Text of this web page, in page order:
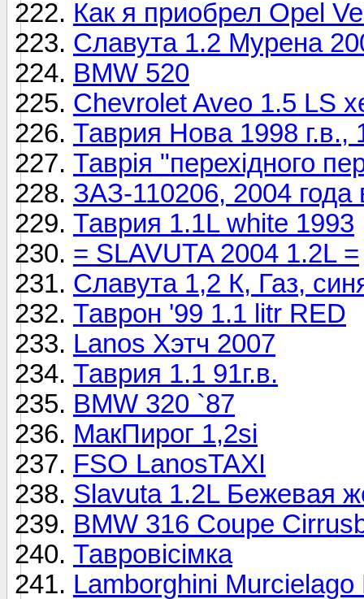
Как я приобрел Opel
Славута 1.2 Мурена
BMW 520
Chevrolet Aveo 1.5 LS
Таврия Нова 1998 г.в.,
Таврія "перехідного
ЗАЗ-110206, 2004 года
Таврия 1.1L white 1993
= SLAVUTA 2004 1.2L =
Славута 1,2 К, Газ,
Таврон '99 1.1 litr RED
Lanos Хэтч 2007
Таврия 1.1 91г.в.
BMW 320 `87
МакПирог 1,2si
FSO LanosTAXI
Slavuta 1.2L Бежевая
BMW 316 Coupe
Тавровісімка
Lamborghini Murcielago